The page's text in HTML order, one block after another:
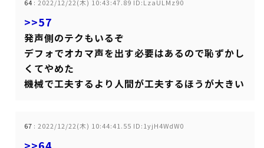
64 : 2022/12/22(木) 10:43:47.89 ID:LzaULMz90
>>57
発声側のテクもいるぞ
デフォでオカマ声を出す必要はあるので恥ずかし
くてやめた
機械で工夫するより人間が工夫するほうが大きい
67 : 2022/12/22(木) 10:44:41.55 ID:1yjH4WdW0